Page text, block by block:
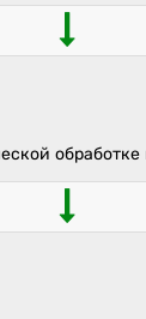
обработке